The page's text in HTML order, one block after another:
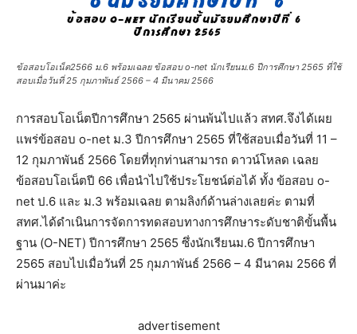
ข้อสอบโอเน็ต2566 ม.6 พร้อมเฉลย ข้อสอบ o-net นักเรียนม.6 ปีการศึกษา 2565 ที่ใช้
สอบเมื่อวันที่ 25 กุมภาพันธ์ 2566 – 4 มีนาคม 2566
การสอบโอเน็ตปีการศึกษา 2565 ผ่านพ้นไปแล้ว สทศ.จึงได้เผย
แพร่ข้อสอบ o-net ม.3 ปีการศึกษา 2565 ที่ใช้สอบเมื่อวันที่ 11 –
12 กุมภาพันธ์ 2566 โดยที่ทุกท่านสามารถ ดาวน์โหลด เฉลย
ข้อสอบโอเน็ตปี 66 เพื่อนำไปใช้ประโยชน์ต่อได้ ทั้ง ข้อสอบ o-
net ป.6 และ ม.3 พร้อมเฉลย ตามลิงก์ด้านล่างเลยค่ะ ตามที่
สทศ.ได้ดำเนินการจัดการทดสอบทางการศึกษาระดับชาติขั้นพื้น
ฐาน (O-NET) ปีการศึกษา 2565 ซึ่งนักเรียนม.6 ปีการศึกษา
2565 สอบไปเมื่อวันที่ 25 กุมภาพันธ์ 2566 – 4 มีนาคม 2566 ที่
ผ่านมาค่ะ
advertisement